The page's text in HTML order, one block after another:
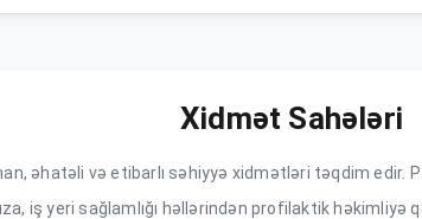
Xidmət Sahələri
əhatəli və etibarlı səhiyyə xidmətləri təqdim
iş yeri sağlamlığı həllərindən profilaktik həkimliyə